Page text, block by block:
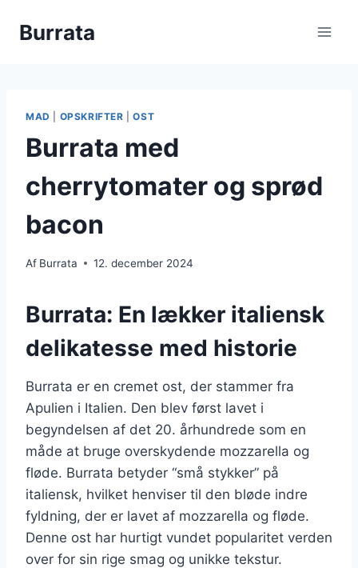
Burrata
MAD OPSKRIFTER |OST
Burrata med
cherrytomater og sprød
bacon
Af Burrata 12. december 2024
Burrata: En lækker italiensk
delikatesse med historie
Burrata er en cremet ost, der stammer fra
Apulien i Italien. Den blev først lavet i
begyndelsen af det 20. århundrede som en
måde at bruge overskydende mozzarella og
fløde. Burrata betyder “små stykker” på
italiensk, hvilket henviser til den bløde indre
fyldning, der er lavet af mozzarella og fløde.
Denne ost har hurtigt vundet popularitet verden
over for sin rige smag og unikke tekstur.